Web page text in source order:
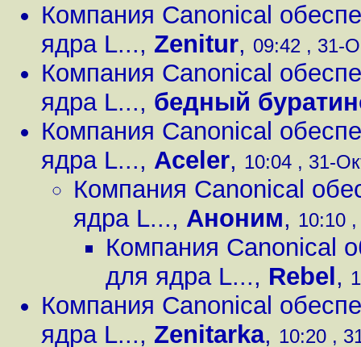
Компания Canonical
ядра L..., Zenitur, 09:42 , 31-
Компания Canonical
ядра L..., бедный
Компания Canonical
ядра L..., Aceler, 10:04 , 31-
Компания Canonical
ядра L..., Аноним, 10:10
Компания Canonical
для ядра L..., Rebel ,
Компания Canonical
ядра L..., Zenitarka, 10:20 ,